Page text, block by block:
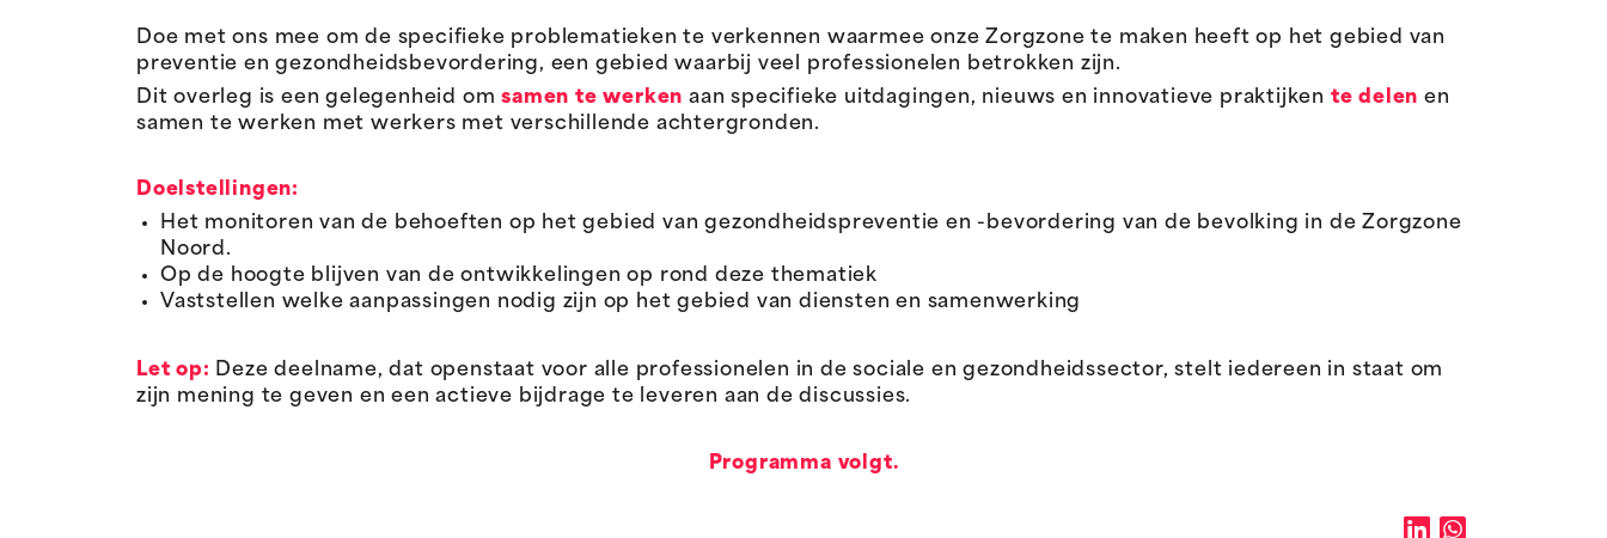
Doe met ons mee om de specifieke problematieken te verkennen waarmee onze Zorgzone te maken heeft op het gebied van
preventie en gezondheidsbevordering, een gebied waarbij veel professionelen betrokken zijn.
Dit overleg is een gelegenheid omsamen te werken aan specifieke uitdagingen, nieuws en innovatieve praktijken te delen en
samen te werken met werkers met verschillende achtergronden.
Doelstellingen:
Het monitoren van de behoeften op het gebied van gezondheidspreventie en -bevordering van de bevolking in de Zorgzone
Noord.
Op de hoogte blijven van de ontwikkelingen op rond deze thematiek
Vaststellen welke aanpassingen nodig zijn op het gebied van diensten en samenwerking
Let op: Deze deelname, dat openstaat voor alle professionelen in de sociale en gezondheidssector, stelt iedereen in staat om
zijn mening te geven en een actieve bijdrage te leveren aan de discussies.
Programma volgt.